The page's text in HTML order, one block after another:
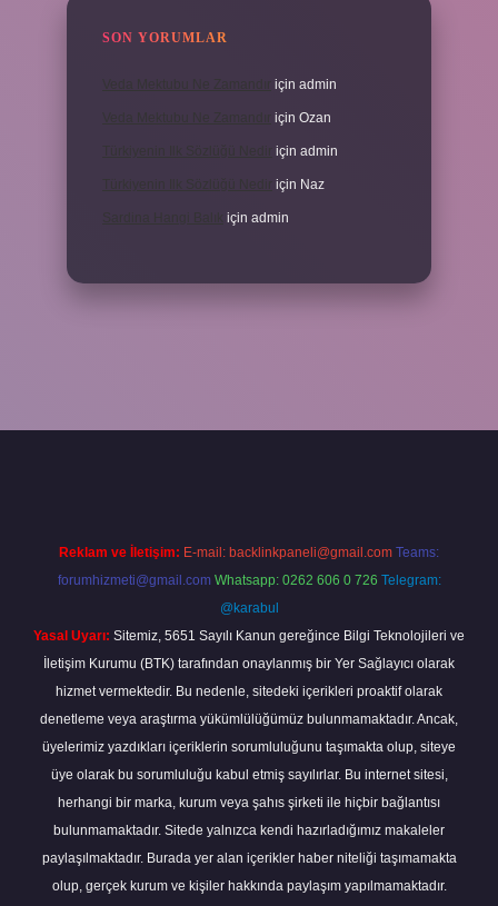
SON YORUMLAR
için admin
için Ozan
için admin
için Naz
için admin
Reklam ve İletişim: E-mail: backlinkpaneli@gmail.com Teams:
forumhizmeti@gmail.com Whatsapp: 0262 606 0 726 Telegram:
@karabul
Yasal Uyarı: Sitemiz, 5651 Sayılı Kanun gereğince Bilgi Teknolojileri ve
İletişim Kurumu (BTK) tarafından onaylanmış bir Yer Sağlayıcı olarak
hizmet vermektedir. Bu nedenle, sitedeki içerikleri proaktif olarak
denetleme veya araştırma yükümlülüğümüz bulunmamaktadır. Ancak,
üyelerimiz yazdıkları içeriklerin sorumluluğunu taşımakta olup, siteye
üye olarak bu sorumluluğu kabul etmiş sayılırlar. Bu internet sitesi,
herhangi bir marka, kurum veya şahıs şirketi ile hiçbir bağlantısı
bulunmamaktadır. Sitede yalnızca kendi hazırladığımız makaleler
paylaşılmaktadır. Burada yer alan içerikler haber niteliği taşımamakta
olup, gerçek kurum ve kişiler hakkında paylaşım yapılmamaktadır.